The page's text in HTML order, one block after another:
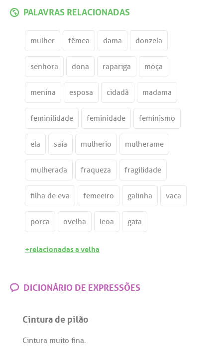
PALAVRAS RELACIONADAS
mulher fêmea dama donzela
senhora dona rapariga moça
menina esposa cidadã madama
feminilidade feminidade feminismo
ela saia mulherio mulherame
mulherada fraqueza fragilidade
filha de eva femeeiro galinha vaca
porca ovelha leoa gata
+relacionadas a velha
DICIONÁRIO DE EXPRESSÕES
Cintura de pilão
Cintura muito fina.